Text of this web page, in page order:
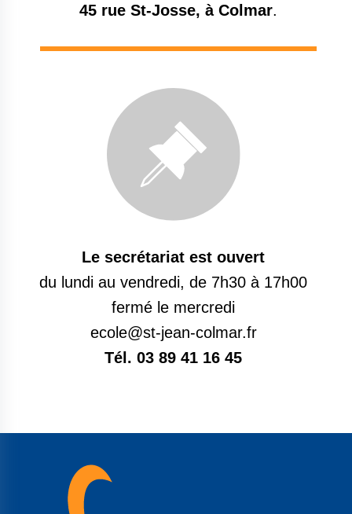
45 rue St-Josse, à Colmar.
Le secrétariat est ouvert
du lundi au vendredi, de 7h30 à 17h00
fermé le mercredi
ecole@st-jean-colmar.fr
Tél. 03 89 41 16 45